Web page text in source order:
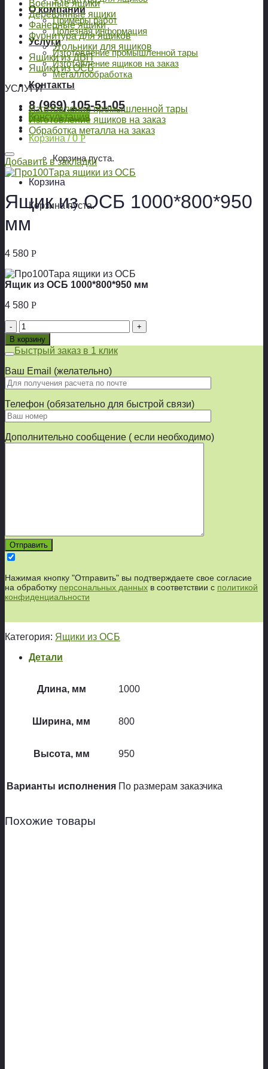
О компании
Примеры работ
Полезная информация
Услуги
Изготовление промышленной тары
Изготовление ящиков на заказ
Металлообработка
Контакты
8 (969) 105-51-05
Консультация
Корзина /0Р
Корзина пуста.
Корзина
Корзина пуста.
Военные ящики
Деревянные ящики
Фанерные ящики
Фурнитура для ящиков
Угольники для ящиков
Ящики из ДВП
Ящики из ОСБ
УСЛУГИ
Изготовление промышленной тары
Изготовление ящиков на заказ
Обработка металла на заказ
Добавить в закладки
Ящик из ОСБ 1000*800*950
мм
4 580 Р
Ящик из ОСБ 1000*800*950 мм
4 580 Р
Количество
товара
Ящик
из
ОСБ
1000*800*950
мм
В корзину
Быстрый заказ в 1 клик
Ваш Email (желательно)
Телефон (обязательно для быстрой связи)
Дополнительно сообщение ( если необходимо)
Нажимая кнопку "Отправить" вы подтверждаете свое согласие
на обработку персональных данных в соответствии с политикой
конфиденциальности
Категория: Ящики из ОСБ
Детали
Длина, мм 1000
Ширина, мм 800
Высота, мм 950
Варианты исполнения По размерам заказчика
Похожие товары